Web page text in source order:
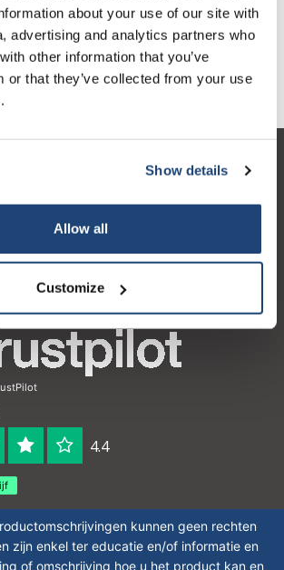
about your use of our site with
advertising and analytics partners who
other information that you’ve
or that they’ve collected from your use
Show details
Allow all
Customize
Warenkorb hinzufügen
4.4
kunnen geen rechten
zijn enkel ter educatie en/of informatie en
of omschrijving hoe u het product kan en